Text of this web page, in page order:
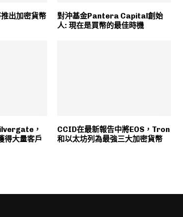
出加密貨幣
對沖基金Pantera Capital創始
人: 現在是買幣的最佳時機
，
得大量客戶
CCID在最新報告中將EOS，Tron
和以太坊列為最強三大加密貨幣